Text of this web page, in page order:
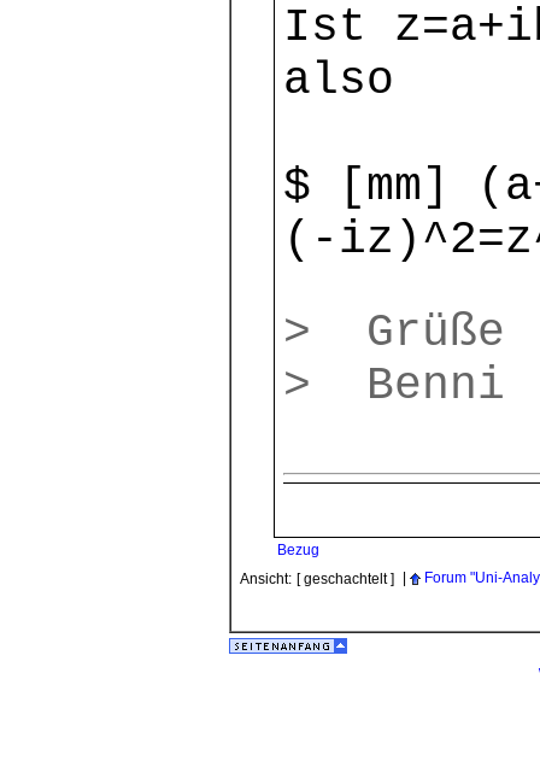
Ist
also
$ [mm]
(-
> Grüße
> Benni
Bezug
Ansicht: [ geschachtelt ] Forum "Uni-